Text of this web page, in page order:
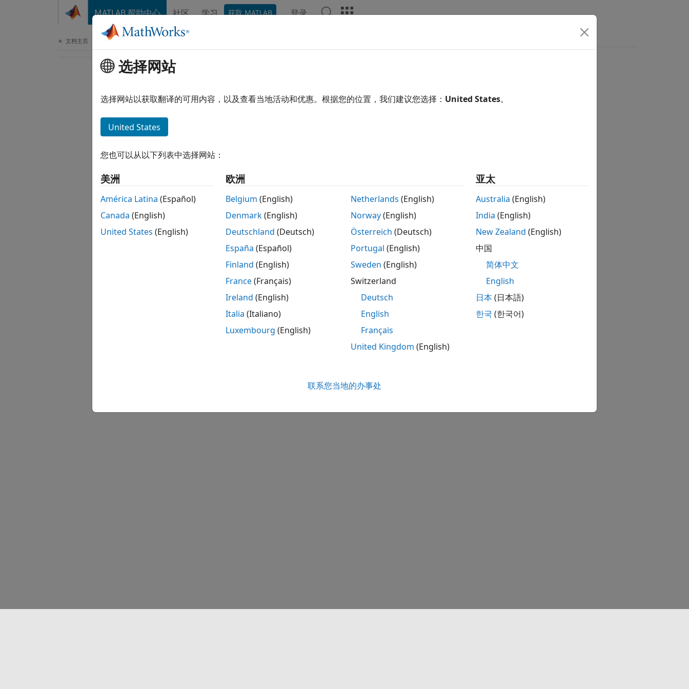
MATLAB 帮助中心 社区 学习 获取 MATLAB 登录
文档主页
本页内容对您有帮助吗？
选择网站
选择网站以获取翻译的可用内容，以及查看当地活动和优惠。根据您的位置，我们建议您选择： United States。
United States
您也可以从以下列表中选择网站：
美洲
América Latina (Español)
Canada (English)
United States (English)
欧洲
Belgium (English)
Denmark(English)
Deutschland (Deutsch)
España (Español)
Finland (English)
France(Français)
Ireland (English)
Italia (Italiano)
Luxembourg (English)
Netherlands (English)
Norway(English)
Österreich (Deutsch)
Portugal (English)
Sweden (English)
Switzerland
Deutsch
English
Français
United Kingdom (English)
亚太
Australia (English)
India (English)
New Zealand (English)
中国
简体中文
English
日本(日本語)
한국 (한국어)
联系您当地的办事处